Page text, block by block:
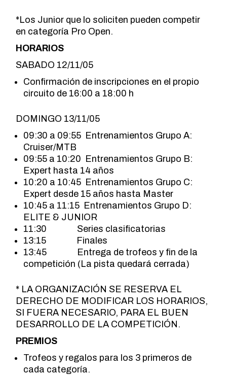
*Los Junior que lo soliciten pueden competir
en categoría Pro Open.
HORARIOS
SABADO 12/11/05
Confirmación de inscripciones en el propio
circuito de 16:00 a 18:00 h
DOMINGO 13/11/05
09:30 a 09:55 Entrenamientos Grupo A:
Cruiser/MTB
09:55 a 10:20 Entrenamientos Grupo B:
Expert hasta 14 años
10:20 a 10:45 Entrenamientos Grupo C:
Expert desde 15 años hasta Master
10:45 a 11:15 Entrenamientos Grupo D:
ELITE & JUNIOR
11:30 Series clasificatorias
13:15 Finales
13:45 Entrega de trofeos y fin de la
competición (La pista quedará cerrada)
* LA ORGANIZACIÓN SE RESERVA EL
DERECHO DE MODIFICAR LOS HORARIOS,
SI FUERA NECESARIO, PARA EL BUEN
DESARROLLO DE LA COMPETICIÓN.
PREMIOS
Trofeos y regalos para los 3 primeros de
cada categoría.